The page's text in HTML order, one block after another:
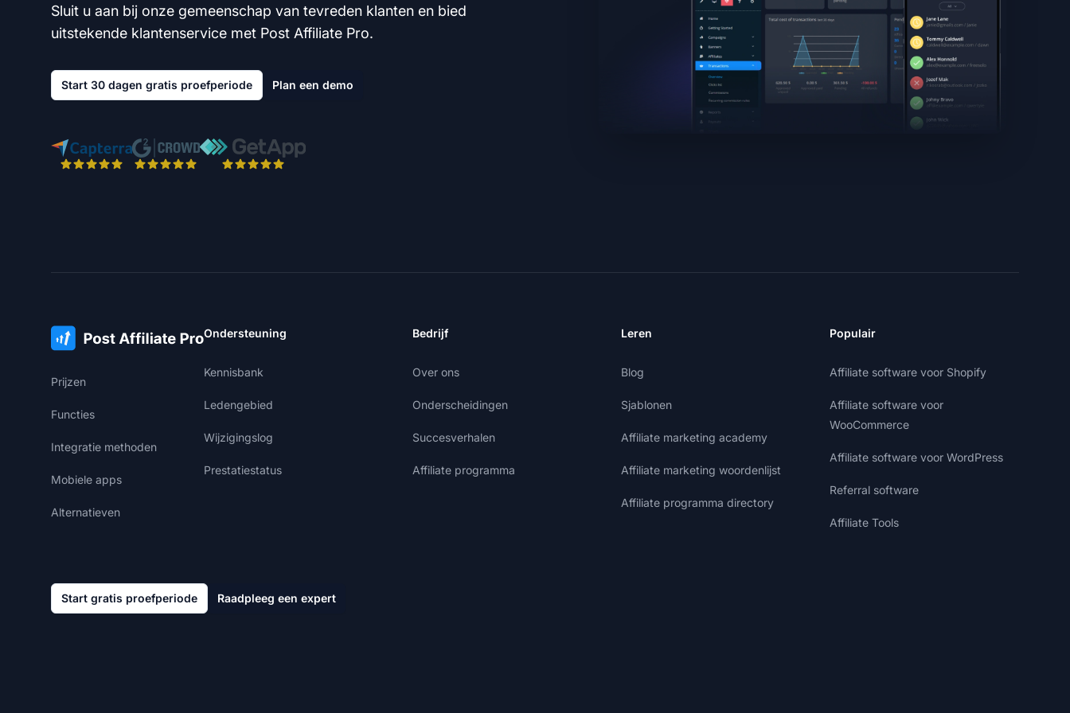
Sluit u aan bij onze gemeenschap van tevreden klanten en bied
uitstekende klantenservice met Post Affiliate Pro.
Start 30 dagen gratis proefperiode Plan een demo
Prijzen
Functies
Integratie methoden
Mobiele apps
Alternatieven
Ondersteuning
Kennisbank
Ledengebied
Wijzigingslog
Prestatiestatus
Bedrijf
Over ons
Onderscheidingen
Succesverhalen
Affiliate programma
Leren
Blog
Sjablonen
Affiliate marketing academy
Affiliate marketing woordenlijst
Affiliate programma directory
Populair
Affiliate software voor Shopify
Affiliate software voor
WooCommerce
Affiliate software voor WordPress
Referral software
Affiliate Tools
Start gratis proefperiode Raadpleeg een expert